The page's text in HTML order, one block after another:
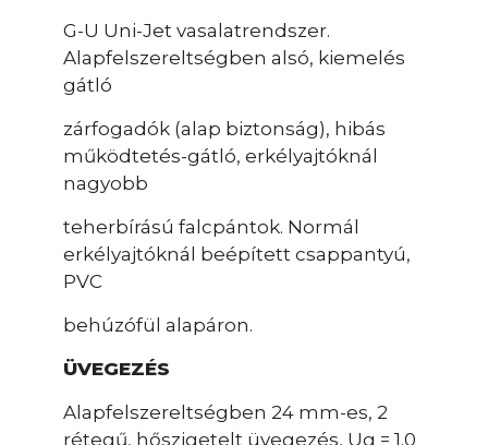
G-U Uni-Jet vasalatrendszer.
Alapfelszereltségben alsó, kiemelés
gátló
zárfogadók (alap biztonság), hibás
működtetés-gátló, erkélyajtóknál
nagyobb
teherbírású falcpántok. Normál
erkélyajtóknál beépített csappantyú,
PVC
behúzófül alapáron.
ÜVEGEZÉS
Alapfelszereltségben 24 mm-es, 2
rétegű, hőszigetelt üvegezés, Ug = 1.0